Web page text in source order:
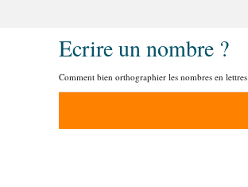
Ecrire un nombre ?
Comment bien orthographier les nombres en lettres